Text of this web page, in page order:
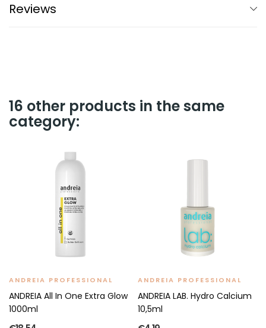
Reviews
16 other products in the same
category:
ANDREIA PROFESSIONAL
ANDREIA All In One Extra Glow
1000ml
ANDREIA PROFESSIONAL
ANDREIA LAB. Hydro Calcium
10,5ml